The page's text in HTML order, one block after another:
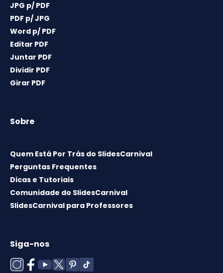
JPG p/ PDF
PDF p/ JPG
Word p/ PDF
Editar PDF
Juntar PDF
Dividir PDF
Girar PDF
Sobre
Quem Está Por Trás do SlidesCarnival
Perguntas Frequentes
Dicas e Tutoriais
Comunidade do SlidesCarnival
SlidesCarnival para Professores
Siga-nos